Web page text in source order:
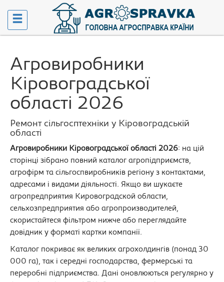
Агровиробники
Кіровоградської
області 2026
Ремонт сільгосптехніки у Кіровоградській
області
Агровиробники Кіровоградської області 2026: на цій
сторінці зібрано повний каталог агропідприємств,
агрофірм та сільгоспвиробників регіону з контактами,
адресами і видами діяльності. Якщо ви шукаєте
агропредприятия Кировоградской области,
сельхозпредприятия або агропроизводителей,
скористайтеся фільтром нижче або переглядайте
довідник у форматі картки компанії.
Каталог покриває як великих агрохолдингів (понад 30
000 га), так і середні господарства, фермерські та
переробні підприємства. Дані оновлюються регулярно у